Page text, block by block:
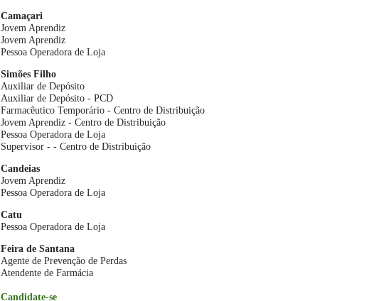
Camaçari
Jovem Aprendiz
Jovem Aprendiz
Pessoa Operadora de Loja
Simões Filho
Auxiliar de Depósito
Auxiliar de Depósito - PCD
Farmacêutico Temporário - Centro de Distribuição
Jovem Aprendiz - Centro de Distribuição
Pessoa Operadora de Loja
Supervisor - - Centro de Distribuição
Candeias
Jovem Aprendiz
Pessoa Operadora de Loja
Catu
Pessoa Operadora de Loja
Feira de Santana
Agente de Prevenção de Perdas
Atendente de Farmácia
Candidate-se